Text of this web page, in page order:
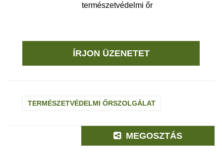
természetvédelmi őr
ÍRJON ÜZENETET
TERMÉSZETVÉDELMI ŐRSZOLGÁLAT
MEGOSZTÁS